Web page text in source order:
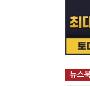
뉴스